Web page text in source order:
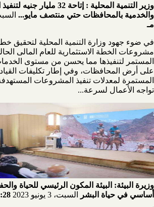
وزير التنمية المحلية : إتاحة
والخدمية بالمحافظات حتي منتصف مايو... السبت، 3
مـ
في ضوء جهود وزارة التنمية المحلية لتحقيق
مشروعات الخطة الاستثمارية للعام المالى
المستمر لتنفيذها مما يحسن من مستوى
على أرض المحافظات، وفي إطار تكليفات
المستمرة لمعدلات تنفيذ المشروعات
تواجه الأعمال لسرعة...
وزيرة البيئة: البيئة المكون الرئيسي للحياة
أساسي في حياة البشر
السبت، 3 يونيو 2023